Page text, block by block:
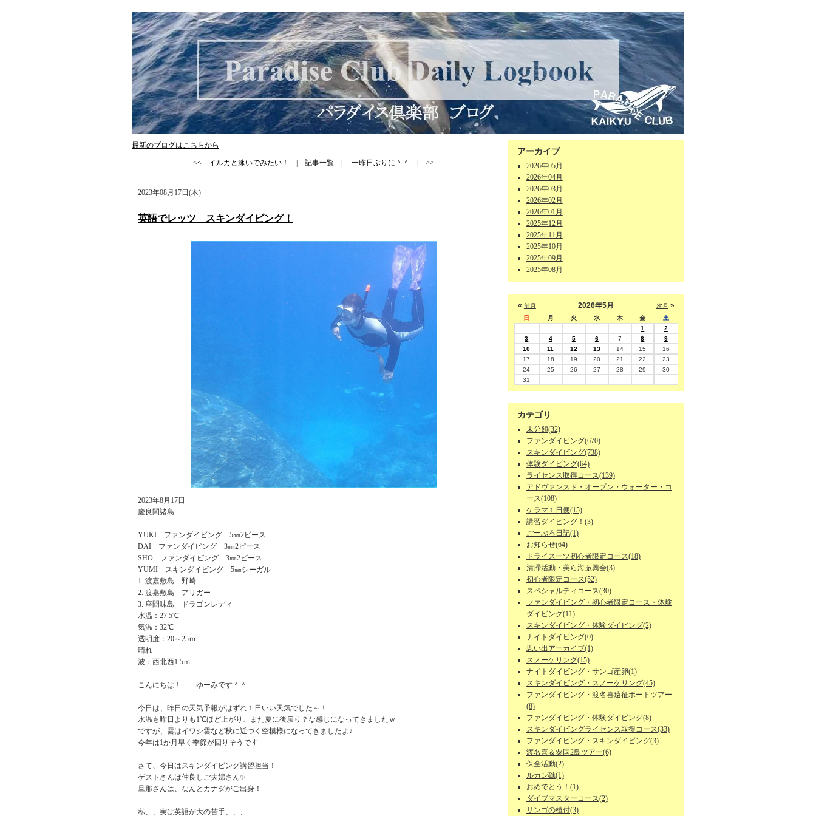
最新のブログはこちらから
<< イルカと泳いでみたい！ |記事一覧 一昨日ぶりに＾＾ |>>
2023年08月17日(木)
英語でレッツ スキンダイビング！
2023年8月17日
慶良間諸島
YUKI ファンダイビング 5㎜2ピース
DAI ファンダイビング 3㎜2ピース
SHO ファンダイビング 3㎜2ピース
YUMI スキンダイビング 5㎜シーガル
渡嘉敷島 野崎
渡嘉敷島 アリガー
座間味島 ドラゴンレディ
水温：27.5℃
気温：32℃
透明度：20～25ｍ
晴れ
波：西北西1.5ｍ
こんにちは！ ゆーみです＾＾
今日は、昨日の天気予報がはずれ１日いい天気でした～！
水温も昨日よりも1℃ほど上がり、また夏に後戻り？な感じになってきましたｗ
ですが、雲はイワシ雲など秋に近づく空模様になってきましたよ♪
今年は1か月早く季節が回りそうです
さて、今日はスキンダイビング講習担当！
ゲストさんは仲良しご夫婦さん✨
旦那さんは、なんとカナダがご出身！
私、、実は英語が大の苦手、、、
アーカイブ
2026年05月
2026年04月
2026年03月
2026年02月
2026年01月
2025年12月
2025年11月
2025年10月
2025年09月
2025年08月
« 前月 次月 »
2026年5月
日 月 火 水 木 金
土
1
2
3
4 5 6 7 8
9
10
11 12 13 14 15
16
17
18 19 20 21 22
23
24
25 26 27 28 29
30
31
カテゴリ
未分類(32)
ファンダイビング(670)
スキンダイビング(738)
体験ダイビング(64)
ライセンス取得コース(139)
アドヴァンスド・オープン・ウォーター・コ
ース(108)
ケラマ１日便(15)
講習ダイビング！(3)
ごーぷろ日記(1)
お知らせ(64)
ドライスーツ初心者限定コース(18)
清掃活動・美ら海振興会(3)
初心者限定コース(52)
スペシャルティコース(30)
ファンダイビング・初心者限定コース・体験
ダイビング(11)
スキンダイビング・体験ダイビング(2)
ナイトダイビング(0)
思い出アーカイブ(1)
スノーケリング(15)
ナイトダイビング・サンゴ産卵(1)
スキンダイビング・スノーケリング(45)
ファンダイビング・渡名喜遠征ボートツアー
(8)
ファンダイビング・体験ダイビング(8)
スキンダイビングライセンス取得コース(33)
ファンダイビング・スキンダイビング(3)
渡名喜＆粟国2島ツアー(6)
保全活動(2)
ルカン礁(1)
おめでとう！(1)
ダイブマスターコース(2)
サンゴの植付(3)